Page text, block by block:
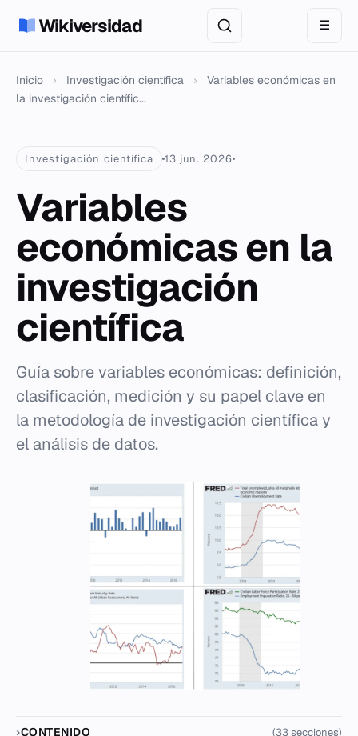
Wikiversidad ☰
Inicio › Investigación científica ›
Variables económicas en
la investigación científic...
Investigación científica 13 jun. 2026
Variables
económicas en la
investigación
científica
Guía sobre variables económicas: definición,
clasificación, medición y su papel clave en
la metodología de investigación científica y
el análisis de datos.
CONTENIDO (33 secciones)